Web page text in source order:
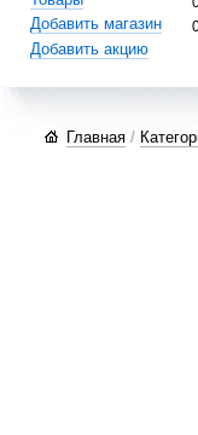
Добавить магазин
Добавить акцию
Главная /